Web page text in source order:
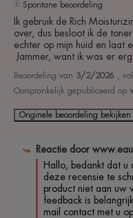
Spontane beoordeling
Ik gebruik de Rich
over, dus besloot ik de
echter op mijn huid en laat
Jammer, want ik was er
Beoordeling van 3/2/2026 ,
Oorspronkelijk gepubliceerd op
Originele beoordeling bekijken
Reactie door
Hallo, bedankt dat u
deze recensie te
product niet aan uw
feedback is
mail contact met u